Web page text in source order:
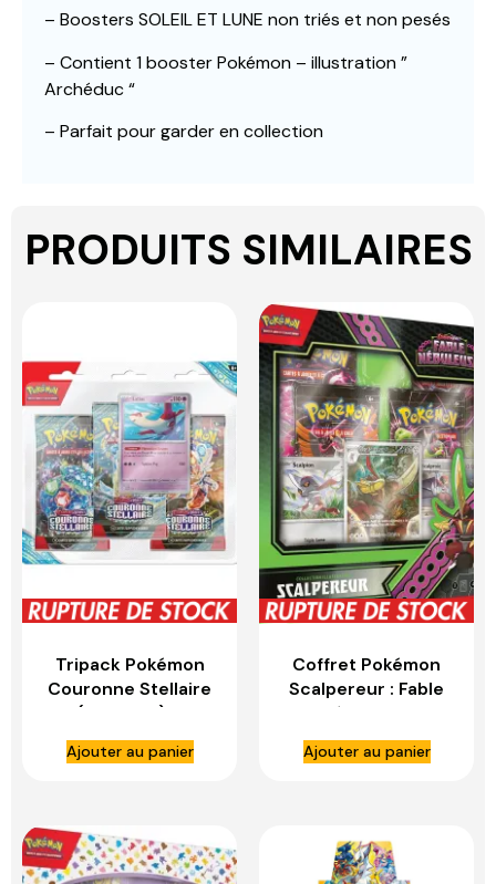
– Boosters SOLEIL ET LUNE non triés et non pesés
– Contient 1 booster Pokémon – illustration ”
Archéduc “
– Parfait pour garder en collection
PRODUITS SIMILAIRES
Tripack Pokémon
Couronne Stellaire
(Français) –
ASMODEE
Ajouter au panier
Coffret Pokémon
Scalpereur : Fable
Nébuleuse
(Français) –
ASMODEE
Ajouter au panier